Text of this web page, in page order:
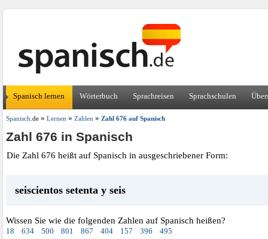
Spanisch lernen Wörterbuch Sprachreisen Sprachschulen
Spanisch .de» Lernen» Zahlen» Zahl 676 auf Spanisch
Zahl 676 in Spanisch
Die Zahl 676 heißt auf Spanisch in ausgeschriebener Form:
seiscientos setenta y seis
Wissen Sie wie die folgenden Zahlen auf Spanisch heißen?
18 634 500 801 867 404 157 396 495